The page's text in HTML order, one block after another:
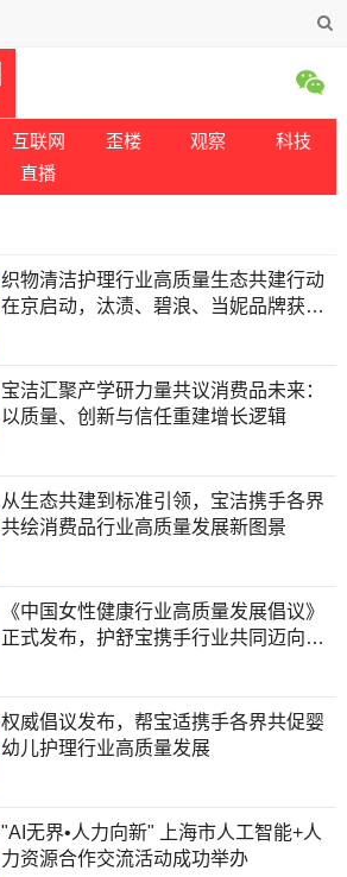
互联网 歪楼 观察
科技
直播
织物清洁护理行业高质量生态共建行动
在京启动，汰渍、碧浪、当妮品牌获京
宝洁汇聚产学研力量共议消费品未来：
以质量、创新与信任重建增长逻辑
从生态共建到标准引领，宝洁携手各界
共绘消费品行业高质量发展新图景
《中国女性健康行业高质量发展倡议》
正式发布，护舒宝携手行业共同迈向新
权威倡议发布，帮宝适携手各界共促婴
幼儿护理行业高质量发展
"AI无界•人力向新" 上海市人工智能+人
力资源合作交流活动成功举办